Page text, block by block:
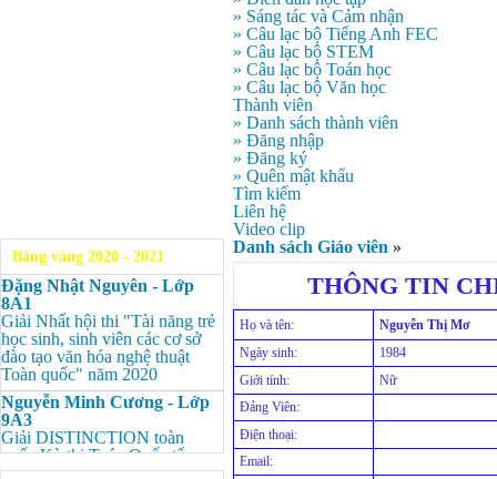
» Sáng tác và Cảm nhận
» Câu lạc bộ Tiếng Anh FEC
» Câu lạc bộ STEM
» Câu lạc bộ Toán học
» Câu lạc bộ Văn học
Thành viên
» Danh sách thành viên
» Đăng nhập
» Đăng ký
» Quên mật khẩu
Tìm kiếm
Liên hệ
Video clip
Bảng vàng 2020 - 2021
Đặng Nhật Nguyên - Lớp
8A1
Giải Nhất hội thi "Tài năng trẻ
học sinh, sinh viên các cơ sở
đào tạo văn hóa nghệ thuật
Toàn quốc" năm 2020
Nguyễn Minh Cương - Lớp
9A3
Giải DISTINCTION toàn
quốc Kỳ thi Toán Quốc tế
Kangaroo – IKMC 2020
Danh sách Giáo viên »
THÔNG TIN
Họ và tên:
Nguyễn Thị Mơ
Ngày sinh:
1984
Giới tính:
Nữ
Đảng Viên:
Điện thoại:
Email: